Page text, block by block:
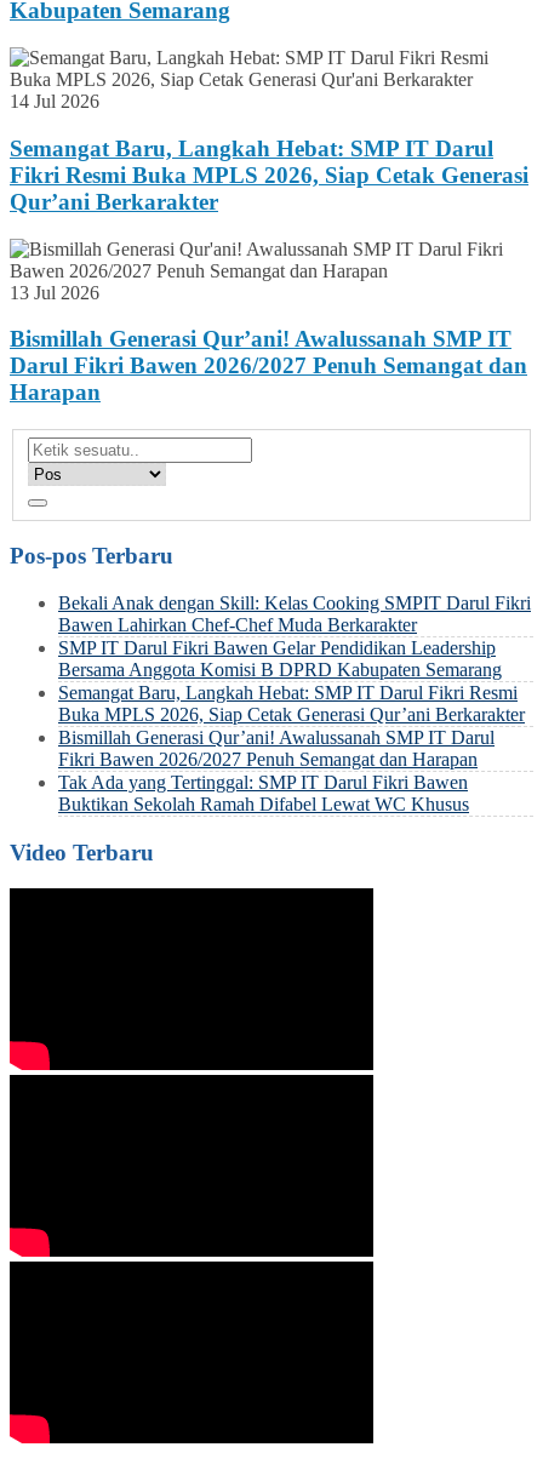
Kabupaten Semarang
14 Jul 2026
Semangat Baru, Langkah Hebat: SMP IT Darul
Fikri Resmi Buka MPLS 2026, Siap Cetak Generasi
Qur’ani Berkarakter
13 Jul 2026
Bismillah Generasi Qur’ani! Awalussanah SMP IT
Darul Fikri Bawen 2026/2027 Penuh Semangat dan
Harapan
Pos-pos Terbaru
Bekali Anak dengan Skill: Kelas Cooking SMPIT Darul Fikri
Bawen Lahirkan Chef-Chef Muda Berkarakter
SMP IT Darul Fikri Bawen Gelar Pendidikan Leadership
Bersama Anggota Komisi B DPRD Kabupaten Semarang
Semangat Baru, Langkah Hebat: SMP IT Darul Fikri Resmi
Buka MPLS 2026, Siap Cetak Generasi Qur’ani Berkarakter
Bismillah Generasi Qur’ani! Awalussanah SMP IT Darul
Fikri Bawen 2026/2027 Penuh Semangat dan Harapan
Tak Ada yang Tertinggal: SMP IT Darul Fikri Bawen
Buktikan Sekolah Ramah Difabel Lewat WC Khusus
Video Terbaru